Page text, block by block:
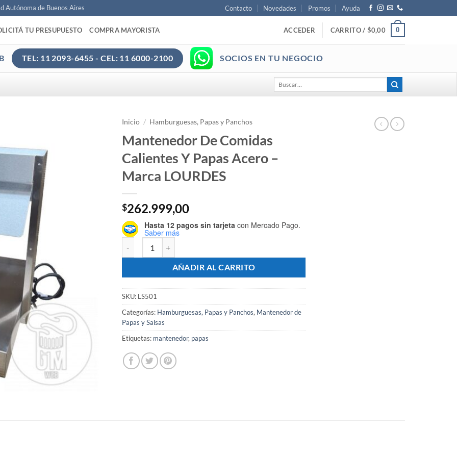
Autónoma de Buenos Aires Contacto Novedades Promos Ayuda
TU PRESUPUESTO COMPRA MAYORISTA ACCEDER CARRITO / $0,00 0
TEL: 11 2093-6455 - CEL: 11 6000-2100 SOCIOS EN TU NEGOCIO
por:
Inicio / Hamburguesas, Papas y Panchos
Mantenedor De Comidas
Calientes Y Papas Acero –
Marca LOURDES
$262.999,00
Hasta 12 pagos sin tarjeta con Mercado Pago.
Saber más
AÑADIR AL CARRITO
SKU: LS501
Categorías: Hamburguesas, Papas y Panchos, Mantenedor de
Papas y Salsas
Etiquetas: mantenedor, papas